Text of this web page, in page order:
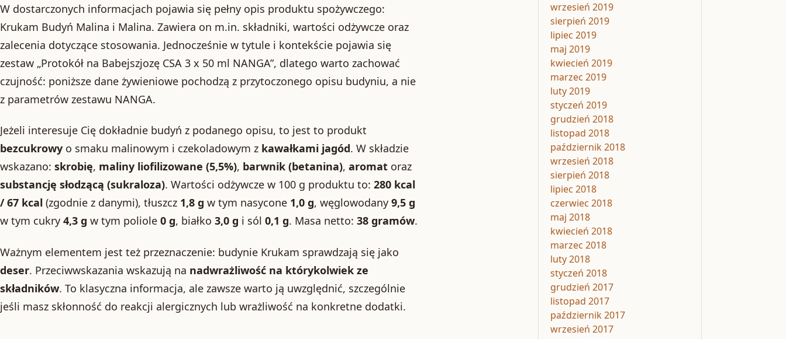
W dostarczonych informacjach pojawia się pełny opis produktu spożywczego:
Krukam Budyń Malina i Malina. Zawiera on m.in. składniki, wartości odżywcze oraz
zalecenia dotyczące stosowania. Jednocześnie w tytule i kontekście pojawia się
zestaw „Protokół na Babejszjozę CSA 3 x 50 ml NANGA”, dlatego warto zachować
czujność: poniższe dane żywieniowe pochodzą z przytoczonego opisu budyniu, a nie
z parametrów zestawu NANGA.
Jeżeli interesuje Cię dokładnie budyń z podanego opisu, to jest to produkt
bezcukrowy o smaku malinowym i czekoladowym z kawałkami jagód. W składzie
wskazano: skrobię, maliny liofilizowane (5,5%), barwnik (betanina), aromat oraz
substancję słodzącą (sukraloza). Wartości odżywcze w 100 g produktu to: 280 kcal
/ 67 kcal (zgodnie z danymi), tłuszcz 1,8 g w tym nasycone 1,0 g, węglowodany 9,5 g
w tym cukry 4,3 g w tym poliole 0 g, białko 3,0 g i sól 0,1 g. Masa netto: 38 gramów.
Ważnym elementem jest też przeznaczenie: budynie Krukam sprawdzają się jako
deser. Przeciwwskazania wskazują na nadwrażliwość na którykolwiek ze
składników. To klasyczna informacja, ale zawsze warto ją uwzględnić, szczególnie
jeśli masz skłonność do reakcji alergicznych lub wrażliwość na konkretne dodatki.
wrzesień 2019
sierpień 2019
lipiec 2019
maj 2019
kwiecień 2019
marzec 2019
luty 2019
styczeń 2019
grudzień 2018
listopad 2018
październik 2018
wrzesień 2018
sierpień 2018
lipiec 2018
czerwiec 2018
maj 2018
kwiecień 2018
marzec 2018
luty 2018
styczeń 2018
grudzień 2017
listopad 2017
październik 2017
wrzesień 2017